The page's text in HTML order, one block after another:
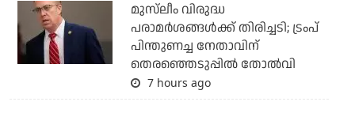
മുസ്‌ലീം വിരുദ്ധ
പരാമര്‍ശങ്ങള്‍ക്ക് തിരിച്ചടി; ട്രംപ്
പിന്തുണച്ച നേതാവിന്
തെരഞ്ഞെടുപ്പില്‍ തോല്‍വി
7 hours ago